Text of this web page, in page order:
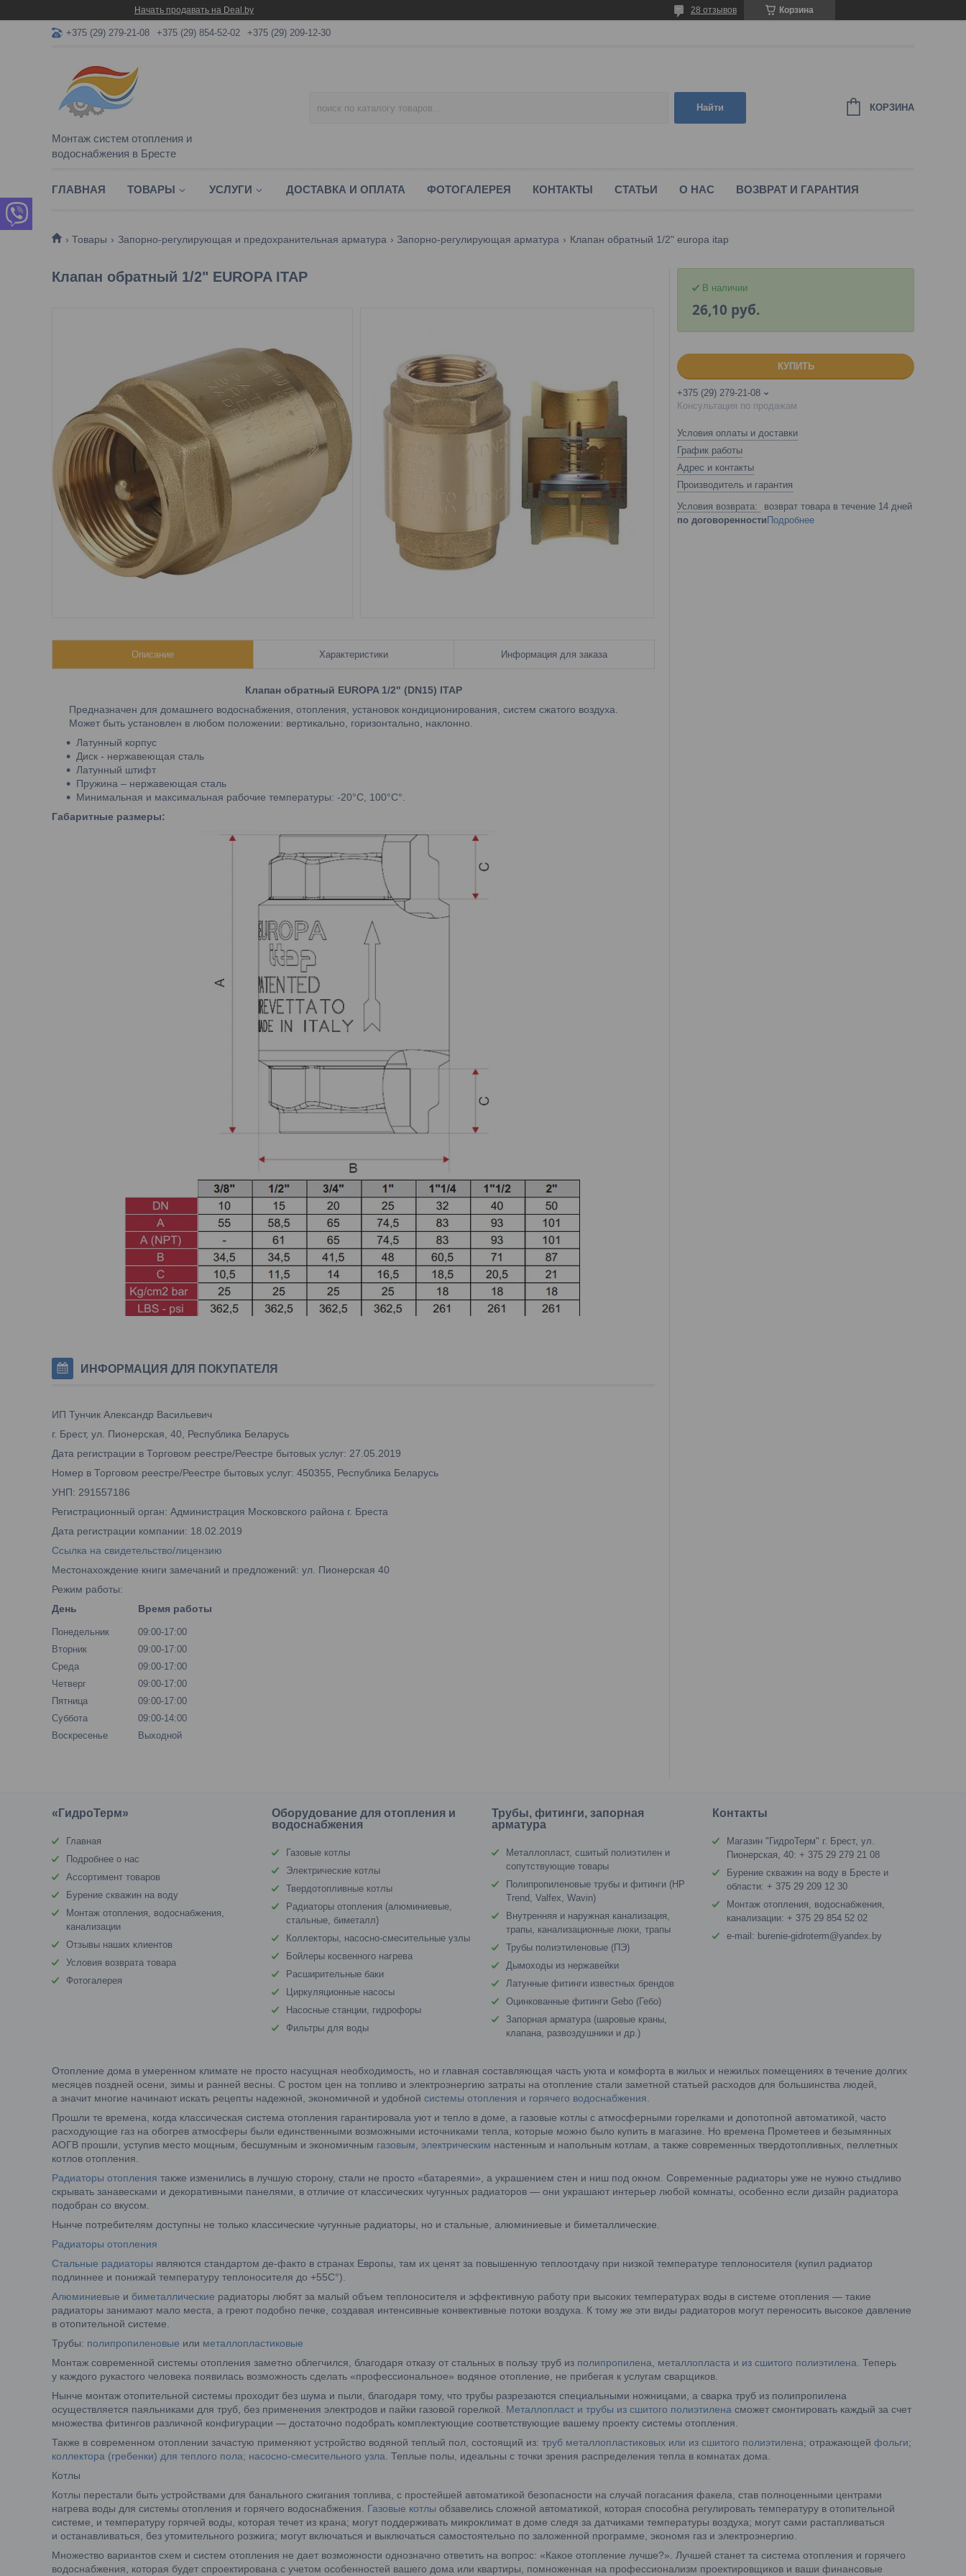
Начать продавать на Deal.by Корзина
28 отзывов
+375 (29) 279-21-08 +375 (29) 854-52-02 +375 (29) 209-12-30
Монтаж систем отопления и
водоснабжения в Бресте
Найти КОРЗИНА
ГЛАВНАЯ ТОВАРЫ УСЛУГИ ДОСТАВКА И ОПЛАТА ФОТОГАЛЕРЕЯ КОНТАКТЫ СТАТЬИ О НАС ВОЗВРАТ И ГАРАНТИЯ
Товары Запорно-регулирующая и предохранительная арматура Запорно-регулирующая арматура Клапан обратный 1/2" europa itap
Клапан обратный 1/2" EUROPA ITAP
Описание Характеристики Информация для заказа
Клапан обратный EUROPA 1/2" (DN15) ITAP
Предназначен для домашнего водоснабжения, отопления, установок кондиционирования, систем сжатого воздуха.
Может быть установлен в любом положении: вертикально, горизонтально, наклонно.
Латунный корпус
Диск - нержавеющая сталь
Латунный штифт
Пружина – нержавеющая сталь
Минимальная и максимальная рабочие температуры: -20°C, 100°C°.
Габаритные размеры:
ИНФОРМАЦИЯ ДЛЯ ПОКУПАТЕЛЯ
ИП Тунчик Александр Васильевич
г. Брест, ул. Пионерская, 40, Республика Беларусь
Дата регистрации в Торговом реестре/Реестре бытовых услуг: 27.05.2019
Номер в Торговом реестре/Реестре бытовых услуг: 450355, Республика Беларусь
УНП: 291557186
Регистрационный орган: Администрация Московского района г. Бреста
Дата регистрации компании: 18.02.2019
Ссылка на свидетельство/лицензию
Местонахождение книги замечаний и предложений: ул. Пионерская 40
Режим работы:
День
Время работы
Понедельник
09:00-17:00
Вторник
09:00-17:00
Среда
09:00-17:00
Четверг
09:00-17:00
Пятница
09:00-17:00
Суббота
09:00-14:00
Воскресенье
Выходной
В наличии
26,10 руб.
КУПИТЬ
+375 (29) 279-21-08
Консультация по продажам
Условия оплаты и доставки
График работы
Адрес и контакты
Производитель и гарантия
возврат товара в течение 14 дней
по договоренности Подробнее
«ГидроТерм»
Главная
Подробнее о нас
Ассортимент товаров
Бурение скважин на воду
Монтаж отопления, водоснабжения,
канализации
Отзывы наших клиентов
Условия возврата товара
Фотогалерея
Оборудование для отопления и
водоснабжения
Газовые котлы
Электрические котлы
Твердотопливные котлы
Радиаторы отопления (алюминиевые,
стальные, биметалл)
Коллекторы, насосно-смесительные узлы
Бойлеры косвенного нагрева
Расширительные баки
Циркуляционные насосы
Насосные станции, гидрофоры
Фильтры для воды
Трубы, фитинги, запорная
арматура
Металлопласт, сшитый полиэтилен и
сопутствующие товары
Полипропиленовые трубы и фитинги (HP
Trend, Valfex, Wavin)
Внутренняя и наружная канализация,
трапы, канализационные люки, трапы
Трубы полиэтиленовые (ПЭ)
Дымоходы из нержавейки
Латунные фитинги известных брендов
Оцинкованные фитинги Gebo (Гебо)
Запорная арматура (шаровые краны,
клапана, развоздушники и др.)
Контакты
Магазин "ГидроТерм" г. Брест, ул.
Пионерская, 40: + 375 29 279 21 08
Бурение скважин на воду в Бресте и
области: + 375 29 209 12 30
Монтаж отопления, водоснабжения,
канализации: + 375 29 854 52 02
e-mail: burenie-gidroterm@yandex.by
Отопление дома в умеренном климате не просто насущная необходимость, но и главная составляющая часть уюта и комфорта в жилых и нежилых помещениях в течение долгих
месяцев поздней осени, зимы и ранней весны. С ростом цен на топливо и электроэнергию затраты на отопление стали заметной статьей расходов для большинства людей,
а значит многие начинают искать рецепты надежной, экономичной и удобной системы отопления и горячего водоснабжения
Прошли те времена, когда классическая система отопления гарантировала уют и тепло в доме, а газовые котлы с атмосферными горелками и допотопной автоматикой, часто
расходующие газ на обогрев атмосферы были единственными возможными источниками тепла, которые можно было купить в магазине. Но времена Прометеев и безымянных
АОГВ прошли, уступив место мощным, бесшумным и экономичным газовым электрическим настенным и напольным котлам, а также современных твердотопливных, пеллетных
котлов отопления.
Радиаторы отопления также изменились в лучшую сторону, стали не просто «батареями», а украшением стен и ниш под окном. Современные радиаторы уже не нужно стыдливо
скрывать занавесками и декоративными панелями, в отличие от классических чугунных радиаторов — они украшают интерьер любой комнаты, особенно если дизайн радиатора
подобран со вкусом.
Нынче потребителям доступны не только классические чугунные радиаторы, но и стальные, алюминиевые и биметаллические.
Радиаторы отопления
Стальные радиаторы являются стандартом де-факто в странах Европы, там их ценят за повышенную теплоотдачу при низкой температуре теплоносителя (купил радиатор
подлиннее и понижай температуру теплоносителя до +55C°).
Алюминиевые и биметаллические радиаторы любят за малый объем теплоносителя и эффективную работу при высоких температурах воды в системе отопления — такие
радиаторы занимают мало места, а греют подобно печке, создавая интенсивные конвективные потоки воздуха. К тому же эти виды радиаторов могут переносить высокое давление
в отопительной системе.
Трубы: полипропиленовые или металлопластиковые
Монтаж современной системы отопления заметно облегчился, благодаря отказу от стальных в пользу труб из полипропилена металлопласта и из сшитого полиэтилена . Теперь
у каждого рукастого человека появилась возможность сделать «профессиональное» водяное отопление, не прибегая к услугам сварщиков.
Нынче монтаж отопительной системы проходит без шума и пыли, благодаря тому, что трубы разрезаются специальными ножницами, а сварка труб из полипропилена
осуществляется паяльниками для труб, без применения электродов и пайки газовой горелкой. Металлопласт и трубы из сшитого полиэтилена сможет смонтировать каждый за счет
множества фитингов различной конфигурации — достаточно подобрать комплектующие соответствующие вашему проекту системы отопления.
Также в современном отоплении зачастую применяют устройство водяной теплый пол, состоящий из: труб металлопластиковых или из сшитого полиэтилена; отражающей фольги;
коллектора (гребенки) для теплого пола; насосно-смесительного узла . Теплые полы, идеальны с точки зрения распределения тепла в комнатах дома.
Котлы
Котлы перестали быть устройствами для банального сжигания топлива, с простейшей автоматикой безопасности на случай погасания факела, став полноценными центрами
нагрева воды для системы отопления и горячего водоснабжения. Газовые котлы обзавелись сложной автоматикой, которая способна регулировать температуру в отопительной
системе, и температуру горячей воды, которая течет из крана; могут поддерживать микроклимат в доме следя за датчиками температуры воздуха; могут сами растапливаться
и останавливаться, без утомительного розжига; могут включаться и выключаться самостоятельно по заложенной программе, экономя газ и электроэнергию.
Множество вариантов схем и систем отопления не дает возможности однозначно ответить на вопрос: «Какое отопление лучше?». Лучшей станет та система отопления и горячего
водоснабжения, которая будет спроектирована с учетом особенностей вашего дома или квартиры, помноженная на профессионализм проектировщиков и ваши финансовые